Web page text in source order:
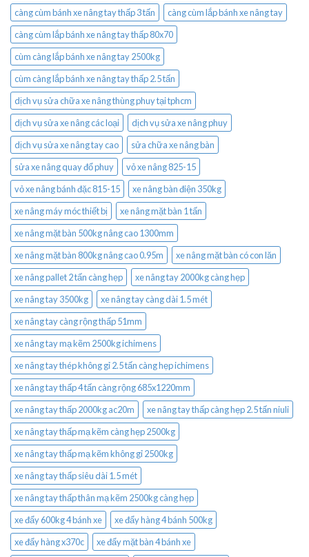
càng cùm bánh xe nâng tay thấp 3 tấn
càng cùm lắp bánh xe nâng tay
càng cùm lắp bánh xe nâng tay thấp 80x70
cùm càng lắp bánh xe nâng tay 2500kg
cùm càng lắp bánh xe nâng tay thấp 2.5 tấn
dịch vụ sửa chữa xe nâng thùng phuy tại tphcm
dịch vụ sửa xe nâng các loại
dịch vụ sửa xe nâng phuy
dịch vụ sửa xe nâng tay cao
sửa chữa xe nâng bàn
sửa xe nâng quay đổ phuy
vỏ xe nâng 825-15
vỏ xe nâng bánh đặc 815-15
xe nâng bàn điện 350kg
xe nâng máy móc thiết bị
xe nâng mặt bàn 1 tấn
xe nâng mặt bàn 500kg nâng cao 1300mm
xe nâng mặt bàn 800kg nâng cao 0.95m
xe nâng mặt bàn có con lăn
xe nâng pallet 2 tấn càng hẹp
xe nâng tay 2000kg càng hẹp
xe nâng tay 3500kg
xe nâng tay càng dài 1.5 mét
xe nâng tay càng rộng thấp 51mm
xe nâng tay mạ kẽm 2500kg ichimens
xe nâng tay thép không gỉ 2.5 tấn càng hẹp ichimens
xe nâng tay thấp 4 tấn càng rộng 685x1220mm
xe nâng tay thấp 2000kg ac20m
xe nâng tay thấp càng hẹp 2.5 tấn niuli
xe nâng tay thấp mạ kẽm càng hẹp 2500kg
xe nâng tay thấp mạ kẽm không gỉ 2500kg
xe nâng tay thấp siêu dài 1.5 mét
xe nâng tay thấp thân mạ kẽm 2500kg càng hẹp
xe đẩy 600kg 4 bánh xe
xe đẩy hàng 4 bánh 500kg
xe đẩy hàng x370c
xe đẩy mặt bàn 4 bánh xe